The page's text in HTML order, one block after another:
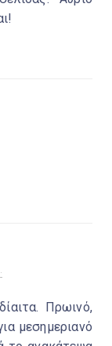
Πρωινό,
μεσημεριανό